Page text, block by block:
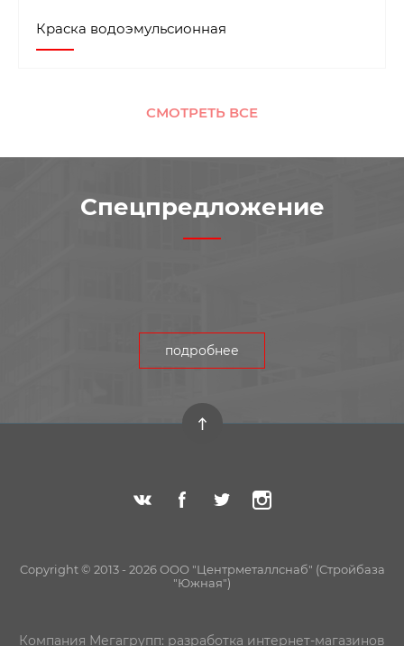
Краска водоэмульсионная
СМОТРЕТЬ ВСЕ
Спецпредложение
подробнее
Copyright © 2013 - 2026 ООО "Центрметаллснаб" (Стройбаза
"Южная")
Компания Мегагрупп: разработка интернет-магазинов